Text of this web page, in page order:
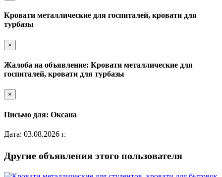
Кровати металлические для госпиталей, кровати для
турбазы
×
Жалоба на объявление: Кровати металлические для
госпиталей, кровати для турбазы
×
Письмо для: Оксана
Дата: 03.08.2026 г.
Другие объявления этого пользователя